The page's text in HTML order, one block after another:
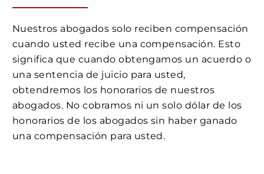
Nuestros abogados solo reciben compensación
cuando usted recibe una compensación. Esto
significa que cuando obtengamos un acuerdo o
una sentencia de juicio para usted,
obtendremos los honorarios de nuestros
abogados. No cobramos ni un solo dólar de los
honorarios de los abogados sin haber ganado
una compensación para usted.